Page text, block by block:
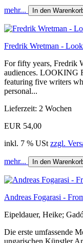
mehr... In den
Fredrik Wretman -
For fifty years, Fredrik
audiences. LOOKING
featuring five writers
personal...
Lieferzeit: 2 Wochen
EUR 54,00
inkl. 7 % USt zzgl.
mehr... In den
Andreas Fogarasi -
Eipeldauer, Heike;
Die erste umfassende
ungarischen Künstler